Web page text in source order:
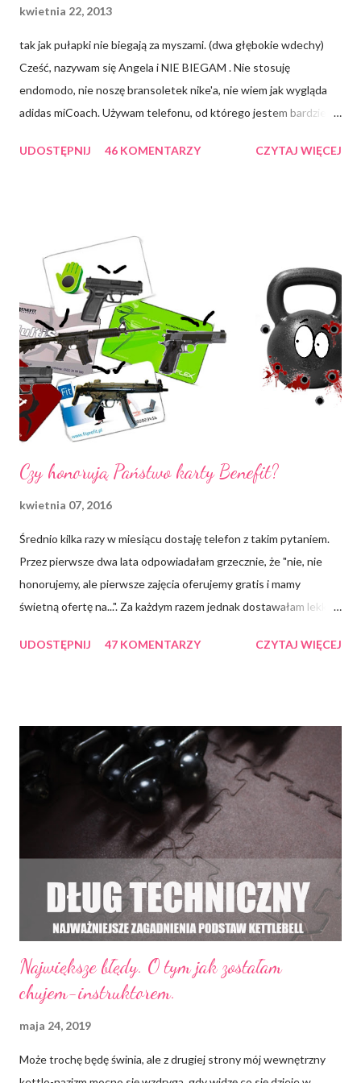
kwietnia 22, 2013
tak jak pułapki nie biegają za myszami. (dwa głębokie wdechy)
Cześć, nazywam się Angela i NIE BIEGAM . Nie stosuję
endomodo, nie noszę bransoletek nike'a, nie wiem jak wygląda
adidas miCoach. Używam telefonu, od którego jestem bardziej
działają. Prawdę mówiąc może dwa razy w życiu biegłam do
ideę "do biegania trzeba się przekonać biegając" , jednak jej
atrakcyjność plasuję w okolicach kotletów sojowych. Jeśli
podzielasz - ta notka jest dla Ciebie. Przeczytałam kilka mądrych
artykułów na temat "biegając bez diety NIE SCHUDNIESZ" .
Pogadałam ze znajomymi, którzy karierę biegania zakończyli na
różnych kontuzjach kostek i kolan . Wysłuchałam zalet,
doceniam element "oczyszczenia głowy z myśli", dostrzegam
ironię przekonania v...
UDOSTĘPNIJ 46 KOMENTARZY CZYTAJ WIĘCEJ
Czy honorują Państwo karty Benefit?
kwietnia 07, 2016
Średnio kilka razy w miesiącu dostaję telefon z takim pytaniem.
Przez pierwsze dwa lata odpowiadałam grzecznie, że "nie, nie
honorujemy, ale pierwsze zajęcia oferujemy gratis i mamy
świetną ofertę na...". Za każdym razem jednak dostawałam lekko
powiedzieć, że drzwi jebiemnietoizmu waliły mnie w twarz . Przez
typu "nie, nie *honorujemy*, gdyż nasi Instruktorzy PŁACĄ
ciężkie pieniądze za oferowaną u nas wiedzę, zatem muszą je
zarabiać". Zauważyłam jednak, że spotyka się to z kompletnym
brakiem zrozumienia* *seriously, I'm shocked , jak gdybym po
chamsku ODMAWIAŁA przyjęcia pieniędzy od firmy Benefit. Nie
kwestionuję mojego chamstwa. Po co miałabym się niby tyle
uśmiechać i ryzykować pomarszczeniem ryjka na późną starość w
UDOSTĘPNIJ 47 KOMENTARZY CZYTAJ WIĘCEJ
Największe błędy. O tym jak zostałam
chujem-instruktorem.
maja 24, 2019
Może trochę będę świnia, ale z drugiej strony mój wewnętrzny